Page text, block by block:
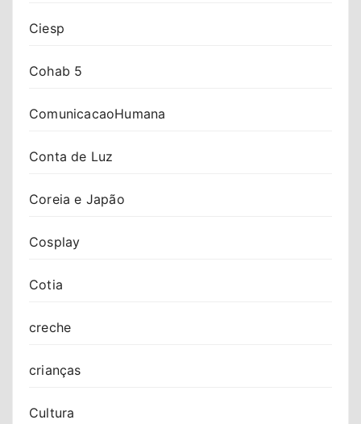
Ciesp
Cohab 5
ComunicacaoHumana
Conta de Luz
Coreia e Japão
Cosplay
Cotia
creche
crianças
Cultura